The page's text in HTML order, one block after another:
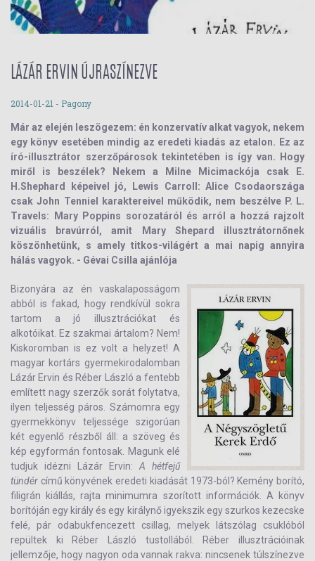
LÁZÁR ERVIN ÚJRASZÍNEZVE
2014-01-21 - Pagony
Már az elején leszögezem: én konzervatív alkat vagyok, nekem
egy könyv esetében mindig az eredeti kiadás az etalon. Ez az
író-illusztrátor szerzőpárosok tekintetében is így van. Hogy
miről is beszélek? Nekem a Milne Micimackója csak E.
H.Shephard képeivel jó, Lewis Carroll: Alice Csodaországa
csak John Tenniel karaktereivel működik, nem beszélve P. L.
Travels: Mary Poppins sorozatáról és arról a hozzá rajzolt
vizuális bravúrról, amit Mary Shepard illusztrátornőnek
köszönhetünk, s amely titkos-világért a mai napig annyira
hálás vagyok. - Gévai Csilla ajánlója
Bizonyára az én vaskalaposságom
abból is fakad, hogy rendkívül sokra
tartom a jó illusztrációkat és
alkotóikat. Ez szakmai ártalom? Nem!
Kiskoromban is ez volt a helyzet! A
magyar kortárs gyermekirodalomban
Lázár Ervin és Réber László a fentebb
említett nagy szerzők sorát folytatva,
ilyen teljesség páros. Számomra egy
gyermekkönyv teljessége szigorúan
két egyenlő részből áll: a szöveg és
kép egyformán fontosak. Magunk elé
tudjuk idézni Lázár Ervin: A hétfejű
tündér című könyvének eredeti kiadását 1973-ból? Kemény borító,
filigrán kiállás, rajta minimumra szorított információk. A könyv
borítóján egy király és egy királynő igyekszik egy szurkos kezecske
felé, pár odabukfencezett csillag, melyek látszólag csuklóból
repültek ki Réber László tustollából. Réber illusztrációinak
jellemzője, hogy nagyon oda vannak rakva: nincsenek túlszínezve